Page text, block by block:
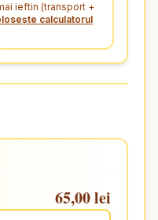
ieftin (transport +
calculatorul
65,00 lei